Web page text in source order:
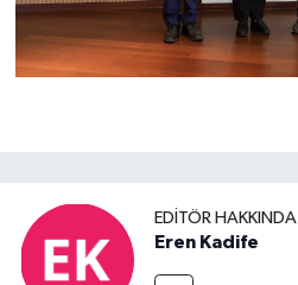
EDITÖR HAKKINDA
Eren Kadife